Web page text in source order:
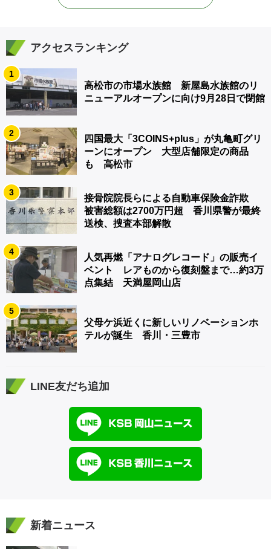
アクセスランキング
1
高松市の市場水族館 新屋島水族館のリ
ニューアルオープンに向け9月28日で閉館
2
四国最大「3COINS+plus」が丸亀町グリ
ーンにオープン 大型店舗限定の商品
も 高松市
3
接骨院院長らによる自動車保険金詐欺
被害総額は2700万円超 香川県警が最終
送検、捜査本部解散
4
人気再燃「アナログレコード」の販売イ
ベント レアものから復刻盤まで…約3万
点集結 天満屋岡山店
5
父母ケ浜近くに新しいリノベーションホ
テルが誕生 香川・三豊市
LINE友だち追加
新着ニュース